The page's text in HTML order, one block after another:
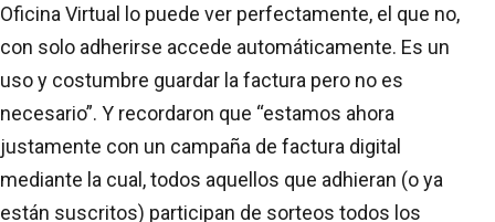
Oficina Virtual lo puede ver perfectamente, el que no,
con solo adherirse accede automáticamente. Es un
uso y costumbre guardar la factura pero no es
necesario”. Y recordaron que “estamos ahora
justamente con un campaña de factura digital
mediante la cual, todos aquellos que adhieran (o ya
están suscritos) participan de sorteos todos los